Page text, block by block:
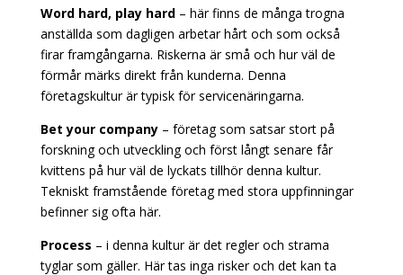
Word hard, play hard– här finns de många trogna
anställda som dagligen arbetar hårt och som också
firar framgångarna. Riskerna är små och hur väl de
förmår märks direkt från kunderna. Denna
företagskultur är typisk för servicenäringarna.
Bet your company– företag som satsar stort på
forskning och utveckling och först långt senare får
kvittens på hur väl de lyckats tillhör denna kultur.
Tekniskt framstående företag med stora uppfinningar
befinner sig ofta här.
Process – i denna kultur är det regler och strama
tyglar som gäller. Här tas inga risker och det kan ta